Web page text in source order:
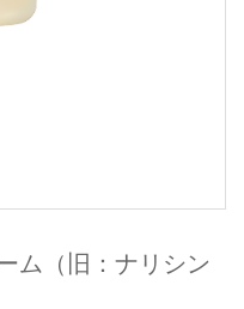
ム（旧：ナリシン